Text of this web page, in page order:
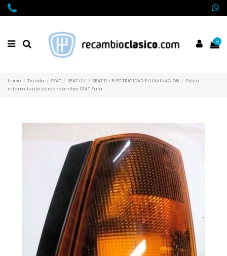
0
Inicio Tienda SEAT SEAT 127 SEAT 127 ELECTRICIDAD E ILUMINACION
Piloto
intermitente derecho ámbar SEAT Fura